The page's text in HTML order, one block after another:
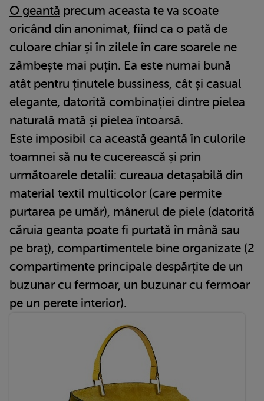
O geantă precum aceasta te va scoate
oricând din anonimat, fiind ca o pată de
culoare chiar și în zilele în care soarele ne
zâmbește mai puțin. Ea este numai bună
atât pentru ținutele bussiness, cât și casual
elegante, datorită combinației dintre pielea
naturală mată și pielea întoarsă.
Este imposibil ca această geantă în culorile
toamnei să nu te cucerească și prin
următoarele detalii: cureaua detașabilă din
material textil multicolor (care permite
purtarea pe umăr), mânerul de piele (datorită
căruia geanta poate fi purtată în mână sau
pe braț), compartimentele bine organizate (2
compartimente principale despărțite de un
buzunar cu fermoar, un buzunar cu fermoar
pe un perete interior).